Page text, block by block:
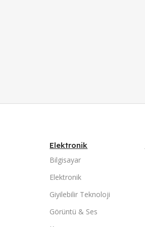
Elektronik
Bilgisayar
Elektronik
Giyilebilir Teknoloji
Görüntü & Ses